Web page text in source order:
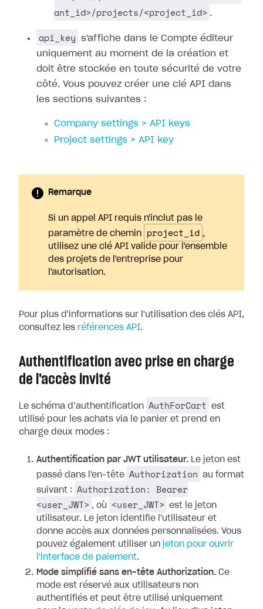
ant_id>/projects/<project_id> .
api_key
s'affiche dans le Compte éditeur
uniquement au moment de la création et
doit être stockée en toute sécurité de votre
côté. Vous pouvez créer une clé API dans
les sections suivantes :
Company settings > API keys
Project settings > API key
Remarque
Si un appel API requis n'inclut pas le
paramètre de chemin
project_id ,
utilisez une clé API valide pour l'ensemble
des projets de l'entreprise pour
l'autorisation.
Pour plus d'informations sur l'utilisation des clés API,
consultez les références API.
Authentification avec prise en charge
de l'accès invité
Le schéma d’authentification AuthForCart
est
utilisé pour les achats via le panier et prend en
charge deux modes :
Authentification par JWT utilisateur. Le jeton est
passé dans l'en-tête Authorization
au format
suivant :
Authorization: Bearer
<user_JWT> , où <user_JWT>
est le jeton
utilisateur. Le jeton identifie l'utilisateur et
donne accès aux données personnalisées. Vous
pouvez également utiliser un jeton pour ouvrir
l'interface de paiement.
Mode simplifié sans en-tête Authorization. Ce
mode est réservé aux utilisateurs non
authentifiés et peut être utilisé uniquement